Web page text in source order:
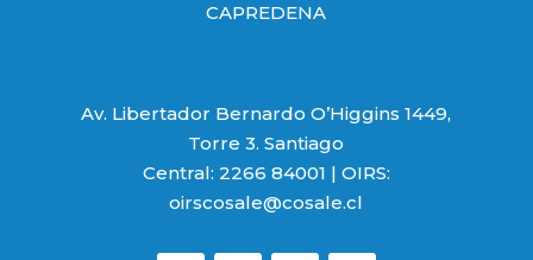
CAPREDENA
Av. Libertador Bernardo O’Higgins 1449,
Torre 3. Santiago
Central: 2266 84001 | OIRS:
oirscosale@cosale.cl